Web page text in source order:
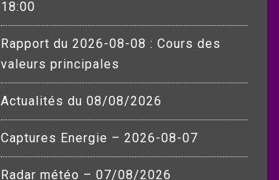
18:00
Rapport du 2026-08-08 : Cours des
valeurs principales
Actualités du 08/08/2026
Captures Energie – 2026-08-07
Radar météo – 07/08/2026